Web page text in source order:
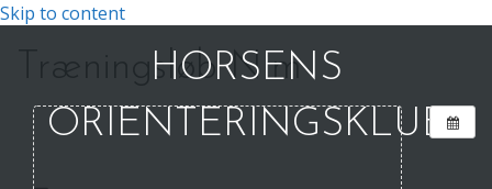
Skip to content
HORSENS
ORIENTERINGSKLUB
Træningsløb Nim